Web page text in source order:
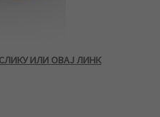
ИЛИ ОВАЈ ЛИНК